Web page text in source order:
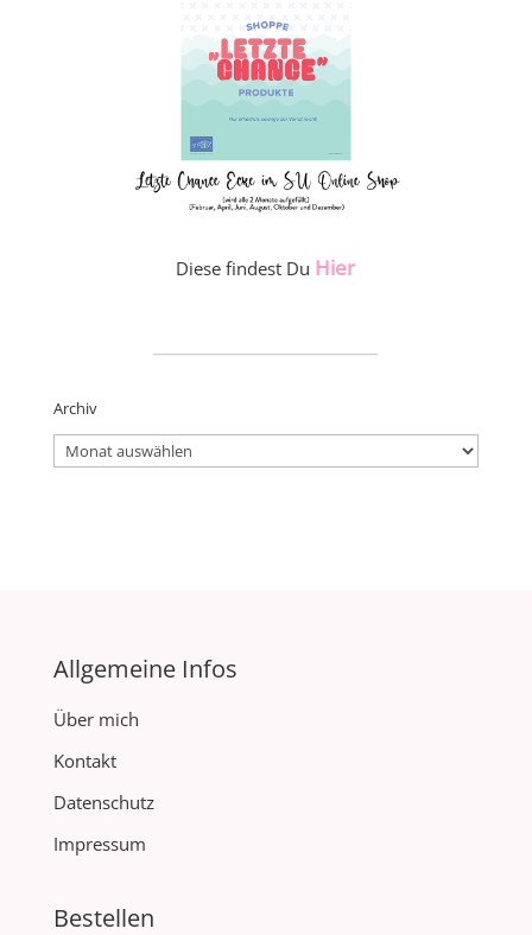
Diese findest Du Hier
Archiv
Archiv
Allgemeine Infos
Über mich
Kontakt
Datenschutz
Impressum
Bestellen